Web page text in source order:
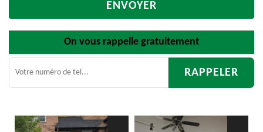
On vous rappelle gratuitement